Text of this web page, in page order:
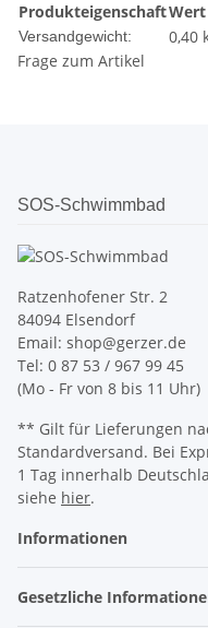
ProdukteigenschaftWert
Versandgewicht:
0,40
Frage zum Artikel
SOS-Schwimmbad
Ratzenhofener Str. 2
84094 Elsendorf
Email: shop@gerzer.de
Tel: 0 87 53 / 967 99 45
(Mo - Fr von 8 bis 11 Uhr)
** Gilt für Lieferungen
Standardversand. Bei
1 Tag innerhalb
siehe hier.
Informationen
Gesetzliche